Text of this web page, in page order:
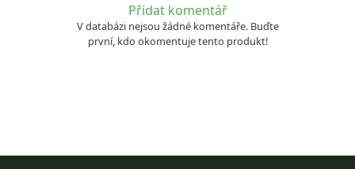
Přidat komentář
V databázi nejsou žádné komentáře. Buďte
první, kdo okomentuje tento produkt!